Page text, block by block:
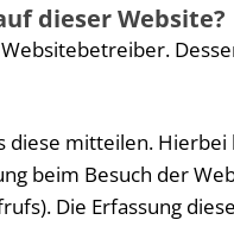
dieser Website?
mitteilen.
beim Besuch der
Die Erfassung